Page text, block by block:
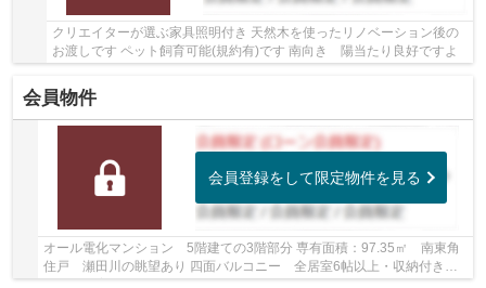
クリエイターが選ぶ家具照明付き 天然木を使ったリノベーション後の
お渡しです ペット飼育可能(規約有)です 南向き 陽当たり良好ですよ
会員物件
会員登録をして限定物件を見る
オール電化マンション 5階建ての3階部分 専有面積：97.35㎡ 南東角
住戸 瀬田川の眺望あり 四面バルコニー 全居室6帖以上・収納付き
ペット飼育可（規約制限有） リフォーム履歴あ...